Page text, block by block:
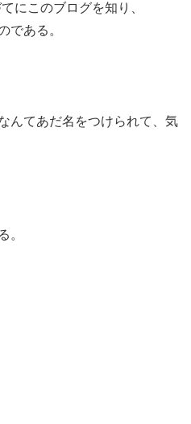
にこのブログを知り、
である。
んてあだ名をつけられて、気
。